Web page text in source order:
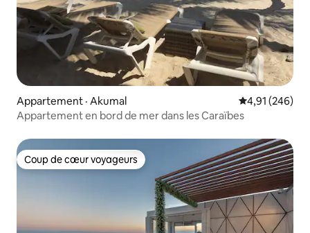
Appartement · Akumal Note
4,91 (246)
Appartement en bord de mer dans les Caraïbes
Coup de cœur voyageurs
Coup de cœur voyageurs